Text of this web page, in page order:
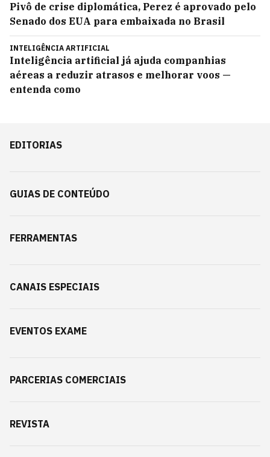
Pivô de crise diplomática, Perez é aprovado pelo
Senado dos EUA para embaixada no Brasil
INTELIGÊNCIA ARTIFICIAL
Inteligência artificial já ajuda companhias
aéreas a reduzir atrasos e melhorar voos —
entenda como
EDITORIAS
GUIAS DE CONTEÚDO
FERRAMENTAS
CANAIS ESPECIAIS
EVENTOS EXAME
PARCERIAS COMERCIAIS
REVISTA